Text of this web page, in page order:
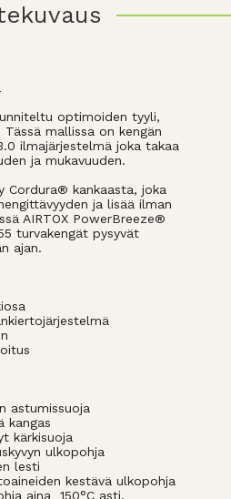
optimoiden tyyli,
mallissa on kengän
ilmajärjestelmä joka takaa
ja mukavuuden.
Cordura® kankaasta, joka
ja lisää ilman
AIRTOX PowerBreeze®
turvakengät pysyvät
ajan.
astumissuoja
kärkisuoja
ulkopohja
lesti
kestävä ulkopohja
aina 150°C asti.